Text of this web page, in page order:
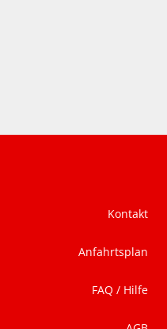
Kontakt
Anfahrtsplan
FAQ / Hilfe